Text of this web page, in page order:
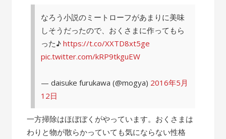
なろう小説のミートローフがあまりに美味
しそうだったので、おくさまに作ってもら
った♪https://t.co/XXTD8xt5ge
pic.twitter.com/kRP9tkguEW
— daisuke furukawa (@mogya) 2016年5月
12日
一方掃除はほぼぼくがやっています。おくさまは
わりと物が散らかっていても気にならない性格